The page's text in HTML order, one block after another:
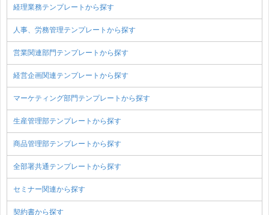
経理業務テンプレートから探す
人事、労務管理テンプレートから探す
営業関連部門テンプレートから探す
経営企画関連テンプレートから探す
マーケティング部門テンプレートから探す
生産管理部テンプレートから探す
商品管理部テンプレートから探す
全部署共通テンプレートから探す
セミナー関連から探す
契約書から探す